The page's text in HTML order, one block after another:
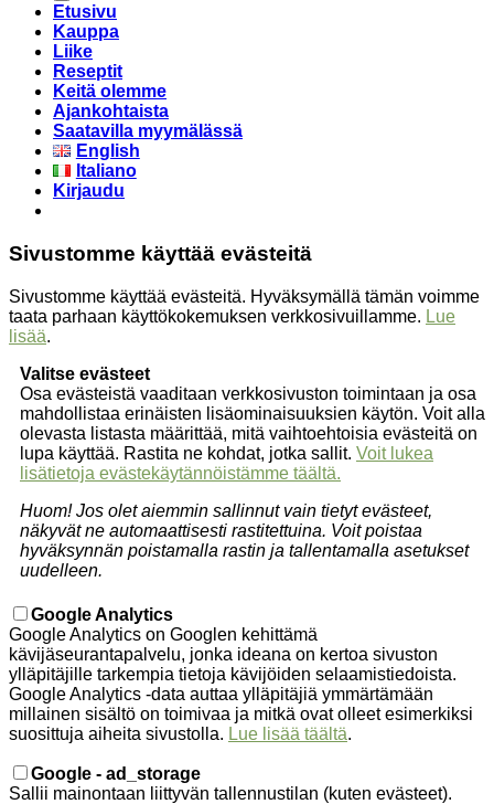
Etusivu
Kauppa
Liike
Reseptit
Keitä olemme
Ajankohtaista
Saatavilla myymälässä
English
Italiano
Kirjaudu
Sivustomme käyttää evästeitä
Sivustomme käyttää evästeitä. Hyväksymällä tämän voimme
taata parhaan käyttökokemuksen verkkosivuillamme. Lue
lisää.
Valitse evästeet
Osa evästeistä vaaditaan verkkosivuston toimintaan ja osa
mahdollistaa erinäisten lisäominaisuuksien käytön. Voit alla
olevasta listasta määrittää, mitä vaihtoehtoisia evästeitä on
lupa käyttää. Rastita ne kohdat, jotka sallit. Voit lukea
lisätietoja evästekäytännöistämme täältä.
Huom! Jos olet aiemmin sallinnut vain tietyt evästeet,
näkyvät ne automaattisesti rastitettuina. Voit poistaa
hyväksynnän poistamalla rastin ja tallentamalla asetukset
uudelleen.
Google Analytics
Google Analytics on Googlen kehittämä
kävijäseurantapalvelu, jonka ideana on kertoa sivuston
ylläpitäjille tarkempia tietoja kävijöiden selaamistiedoista.
Google Analytics -data auttaa ylläpitäjiä ymmärtämään
millainen sisältö on toimivaa ja mitkä ovat olleet esimerkiksi
suosittuja aiheita sivustolla. Lue lisää täältä.
Google - ad_storage
Sallii mainontaan liittyvän tallennustilan (kuten evästeet).